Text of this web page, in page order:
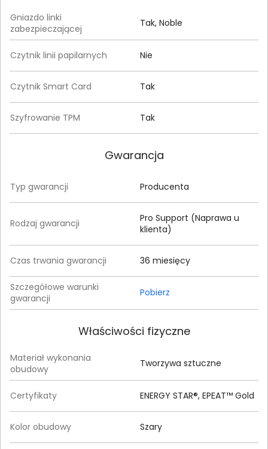
Gniazdo linki
zabezpieczającej
Tak, Noble
Czytnik linii papilarnych Nie
Czytnik Smart Card Tak
Szyfrowanie TPM Tak
Gwarancja
Typ gwarancji Producenta
Rodzaj gwarancji
Pro Support (Naprawa u
klienta)
Czas trwania gwarancji 36 miesięcy
Szczegółowe warunki
gwarancji
Pobierz
Właściwości fizyczne
Materiał wykonania
obudowy
Tworzywa sztuczne
Certyfikaty ENERGY STAR®, EPEAT™ Gold
Kolor obudowy Szary